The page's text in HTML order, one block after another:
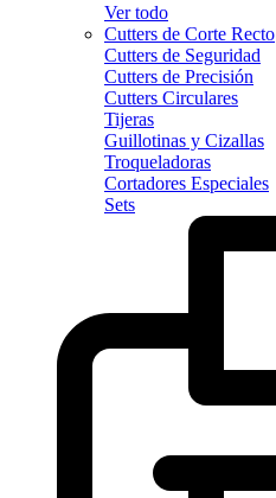
Ver todo
Cutters de Corte Recto
Cutters de Seguridad
Cutters de Precisión
Cutters Circulares
Tijeras
Guillotinas y Cizallas
Troqueladoras
Cortadores Especiales
Sets